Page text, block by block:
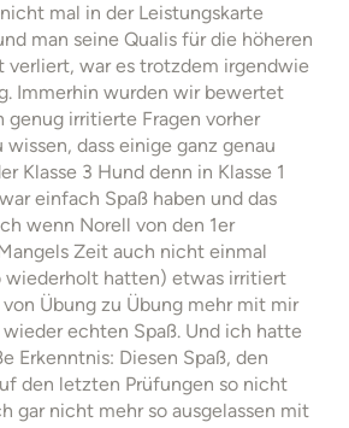
mal in der Leistungskarte
man seine Qualis für die höheren
verliert, war es trotzdem irgendwie
Immerhin wurden wir bewertet
genug irritierte Fragen vorher
dass einige ganz genau
Klasse 3 Hund denn in Klasse 1
einfach Spaß haben und das
wenn Norell von den 1er
Zeit auch nicht einmal
wiederholt hatten) etwas irritiert
Übung zu Übung mehr mit mir
echten Spaß. Und ich hatte
Erkenntnis: Diesen Spaß, den
den letzten Prüfungen so nicht
gar nicht mehr so ausgelassen mit